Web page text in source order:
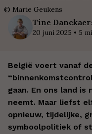
© Marie Geukens
Tine
20 juni 2025 • 5
België voert vanaf
gaan. En ons land
neemt. Maar liefst
opnieuw, tijdelijke,
symboolpolitiek of